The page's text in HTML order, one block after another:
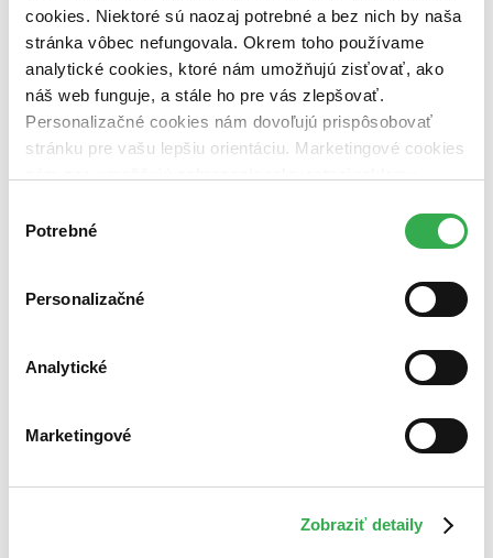
cookies. Niektoré sú naozaj potrebné a bez nich by naša
stránka vôbec nefungovala. Okrem toho používame
analytické cookies, ktoré nám umožňujú zisťovať, ako
náš web funguje, a stále ho pre vás zlepšovať.
Personalizačné cookies nám dovoľujú prispôsobovať
stránku pre vašu lepšiu orientáciu. Marketingové cookies
nám pomohlo, keby sme mohli používať všetky tieto
súhlasu
Potrebné
Personalizačné
Analytické
Marketingové
Zobraziť detaily
Nové / čítané
nová (0 titulov)
čítaná (0 titulov)čítaná
čítaná - výborný stav (0 titulov)čítaná - výborný stav
čítaná - mierne opotrebovaná (0 titulov)čítaná - mierne
opotrebovaná
čítané verzie vypredaných kníh (0 titulov)čítané verzie
vypredaných kníh
Top hodnotené
Najlacnejšie